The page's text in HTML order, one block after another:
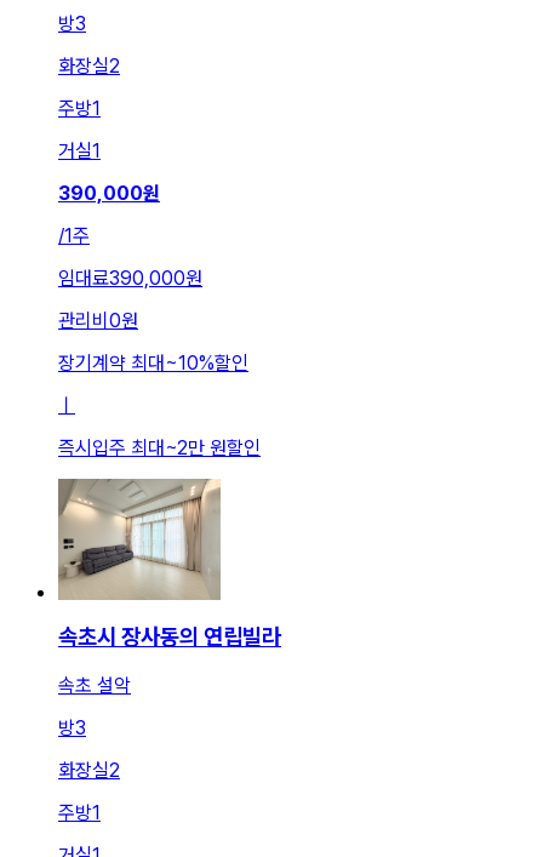
방3
화장실2
주방1
거실1
390,000원
/1주
임대료390,000원
관리비 0원
장기계약 최대 ~10%할인
즉시입주 최대 ~2만 원할인
속초시 장사동의 연립빌라
속초 설악
방3
화장실2
주방1